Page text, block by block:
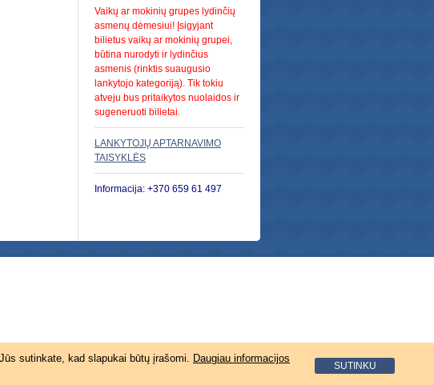
Vaikų ar mokinių grupes lydinčių
asmenų dėmesiui! Įsigyjant
bilietus vaikų ar mokinių grupei,
būtina nurodyti ir lydinčius
asmenis (rinktis suaugusio
lankytojo kategoriją). Tik tokiu
atveju bus pritaikytos nuolaidos ir
sugeneruoti bilietai.
LANKYTOJŲ APTARNAVIMO
TAISYKLĖS
Informacija: +370 659 61 497
sutinkate, kad slapukai būtų įrašomi. Daugiau informacijos
SUTINKU